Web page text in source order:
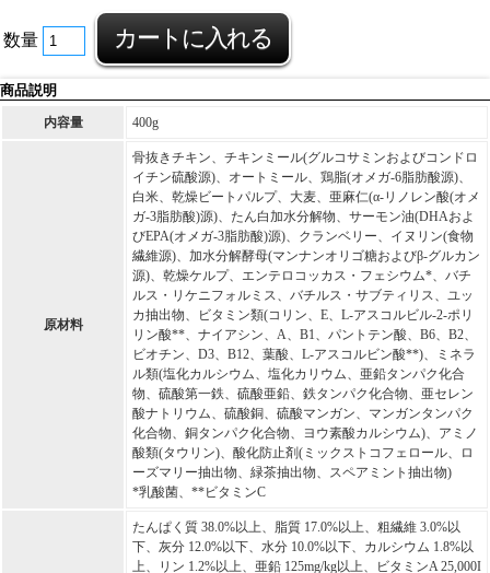
数量
商品説明
内容量 400g
原材料
骨抜きチキン、チキンミール(グルコサミンおよびコンドロ
イチン硫酸源)、オートミール、鶏脂(オメガ-6脂肪酸源)、
白米、乾燥ビートパルプ、大麦、亜麻仁(α-リノレン酸(オメ
ガ-3脂肪酸)源)、たん白加水分解物、サーモン油(DHAおよ
びEPA(オメガ-3脂肪酸)源)、クランベリー、イヌリン(食物
繊維源)、加水分解酵母(マンナンオリゴ糖およびβ-グルカン
源)、乾燥ケルプ、エンテロコッカス・フェシウム*、バチ
ルス・リケニフォルミス、バチルス・サブティリス、ユッ
カ抽出物、ビタミン類(コリン、E、L-アスコルビル-2-ポリ
リン酸**、ナイアシン、A、B1、パントテン酸、B6、B2、
ビオチン、D3、B12、葉酸、L-アスコルビン酸**)、ミネラ
ル類(塩化カルシウム、塩化カリウム、亜鉛タンパク化合
物、硫酸第一鉄、硫酸亜鉛、鉄タンパク化合物、亜セレン
酸ナトリウム、硫酸銅、硫酸マンガン、マンガンタンパク
化合物、銅タンパク化合物、ヨウ素酸カルシウム)、アミノ
酸類(タウリン)、酸化防止剤(ミックストコフェロール、ロ
ーズマリー抽出物、緑茶抽出物、スペアミント抽出物)
*乳酸菌、**ビタミンC
たんぱく質 38.0%以上、脂質 17.0%以上、粗繊維 3.0%以
下、灰分 12.0%以下、水分 10.0%以下、カルシウム 1.8%以
上、リン 1.2%以上、亜鉛 125mg/kg以上、ビタミンA 25,000I